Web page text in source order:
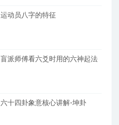
运动员八字的特征
盲派师傅看六爻时用的六神起法
六十四卦象意核心讲解-坤卦